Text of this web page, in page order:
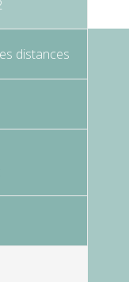
distances